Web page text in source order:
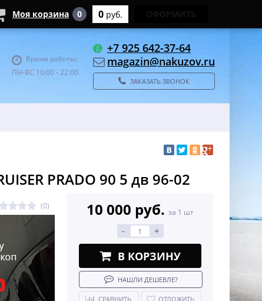
Время работы:
ПН-ВС 10:00 - 22:00
+7 925 642-37-64
magazin@nakuzov.ru
ЗАКАЗАТЬ ЗВОНОК
PRADO 90 5 дв 96-02
(0) 10 000 руб. за 1 шт
- +
В КОРЗИНУ
НАШЛИ ДЕШЕВЛЕ?
СРАВНИТЬ ОТЛОЖИТЬ
Моя корзина 0 0 руб.